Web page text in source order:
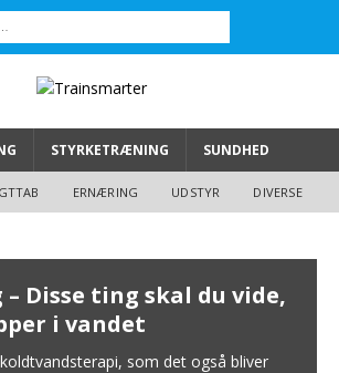
STYRKETRÆNING SUNDHED
ERNÆRING UDSTYR DIVERSE
Disse ting skal du vide,
i vandet
som det også bliver